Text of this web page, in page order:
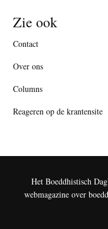
Zie ook
Contact
Over ons
Columns
Reageren op de krantensite
Het Boeddhistisch
webmagazine over